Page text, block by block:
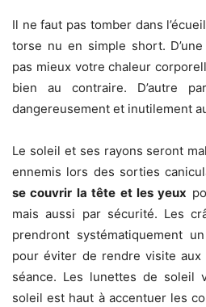
Il ne faut pas tomber dans
torse nu en simple short.
pas mieux votre chaleur
bien au contraire. D’autre
dangereusement et inutilement
Le soleil et ses rayons seront
ennemis lors des sorties
se couvrir la tête et les yeux
mais aussi par sécurité. Les
prendront systématiquement
pour éviter de rendre visite
séance. Les lunettes de soleil
soleil est haut à accentuer les